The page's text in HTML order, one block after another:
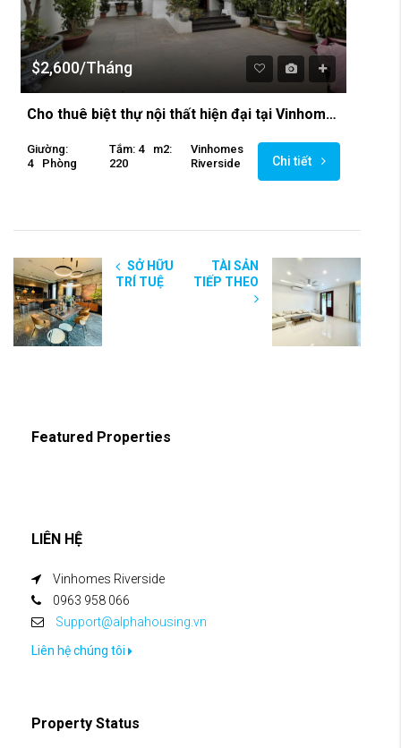
$2,600/Tháng
Cho thuê biệt thự nội thất hiện đại tại Vinhomes Riverside
Giường:
4
Phòng
Tắm: 4
M2:
220
Vinhomes
Riverside
Chi tiết
SỞ HỮU
TRÍ TUỆ
TÀI SẢN
TIẾP THEO
Featured Properties
LIÊN HỆ
Vinhomes Riverside
0963 958 066
Support@alphahousing.vn
Liên hệ chúng tôi
Property Status